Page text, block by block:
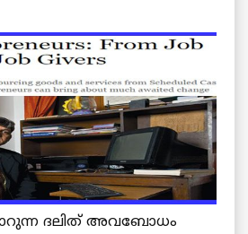
ദലിത് അവബോധം